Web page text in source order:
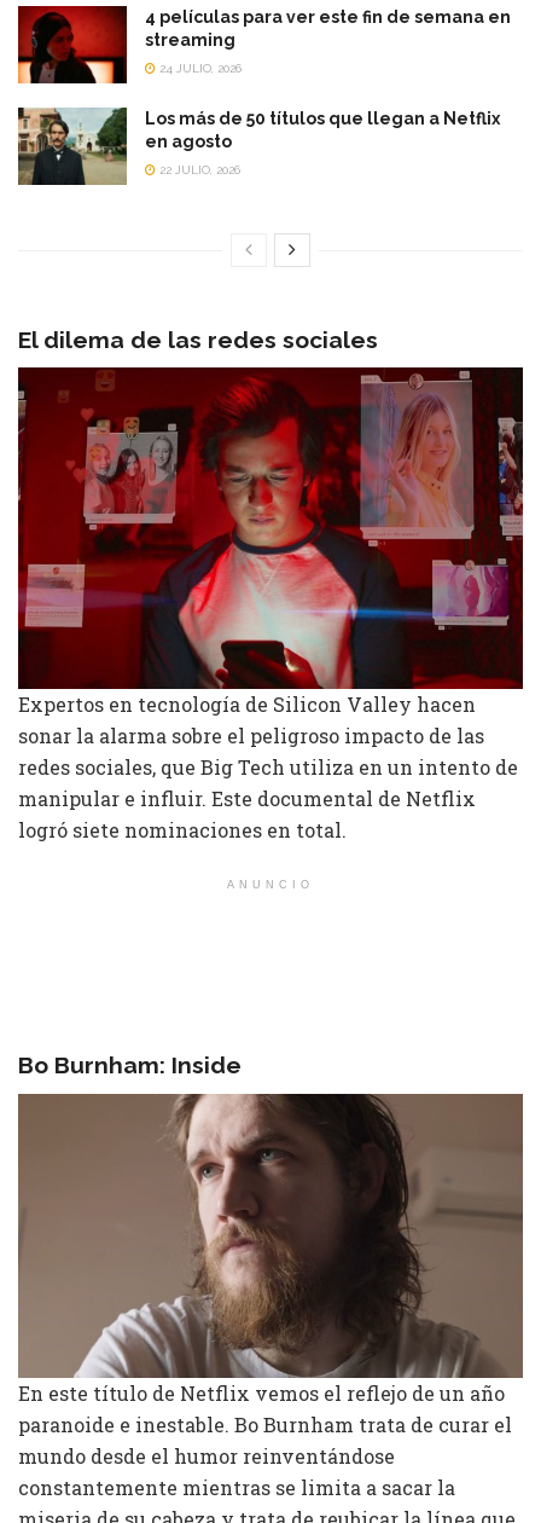
4 películas para ver este fin de semana en
streaming
24 JULIO, 2026
Los más de 50 títulos que llegan a Netflix
en agosto
22 JULIO, 2026
El dilema de las redes sociales
Expertos en tecnología de Silicon Valley hacen
sonar la alarma sobre el peligroso impacto de las
redes sociales, que Big Tech utiliza en un intento de
manipular e influir. Este documental de Netflix
logró siete nominaciones en total.
ANUNCIO
Bo Burnham: Inside
En este título de Netflix vemos el reflejo de un año
paranoide e inestable. Bo Burnham trata de curar el
mundo desde el humor reinventándose
constantemente mientras se limita a sacar la